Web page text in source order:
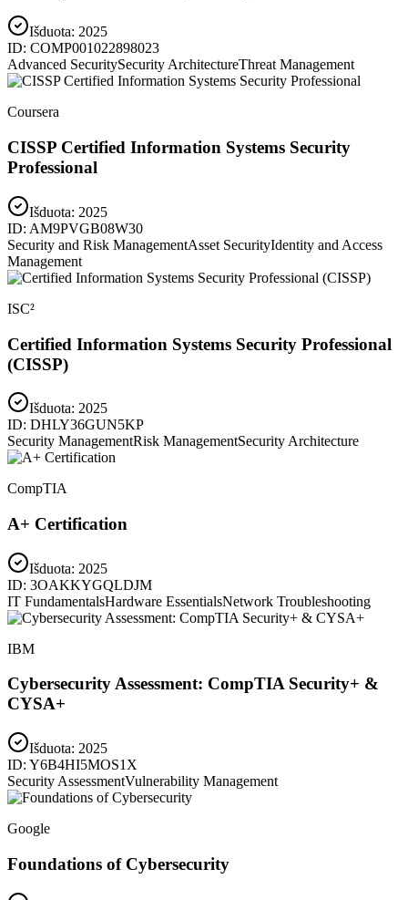
Išduota: 2025
ID: COMP001022898023
Advanced SecuritySecurity ArchitectureThreat Management
Coursera
CISSP Certified Information Systems Security
Professional
Išduota: 2025
ID: AM9PVGB08W30
Security and Risk ManagementAsset SecurityIdentity and Access
Management
ISC²
Certified Information Systems Security Professional
(CISSP)
Išduota: 2025
ID: DHLY36GUN5KP
Security ManagementRisk ManagementSecurity Architecture
CompTIA
A+ Certification
Išduota: 2025
ID: 3OAKKYGQLDJM
IT FundamentalsHardware EssentialsNetwork Troubleshooting
IBM
Cybersecurity Assessment: CompTIA Security+ &
CYSA+
Išduota: 2025
ID: Y6B4HI5MOS1X
Security AssessmentVulnerability Management
Google
Foundations of Cybersecurity